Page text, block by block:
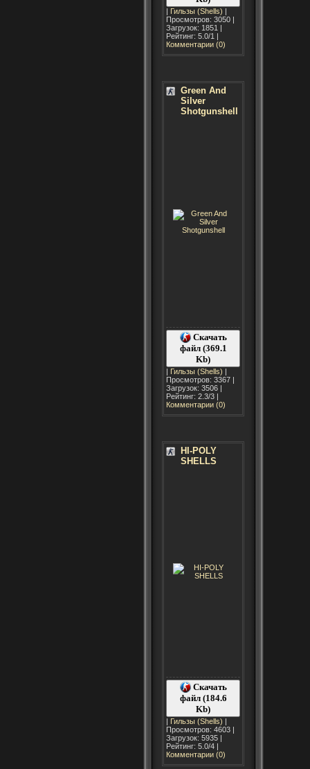
| Гильзы (Shells) |
Просмотров: 3050 |
Загрузок: 1851 |
Рейтинг: 5.0/1 |
Комментарии (0)
Green And
Silver
Shotgunshell
Скачать
файл (369.1
Kb)
| Гильзы (Shells) |
Просмотров: 3367 |
Загрузок: 3506 |
Рейтинг: 2.3/3 |
Комментарии (0)
HI-POLY
SHELLS
Скачать
файл (184.6
Kb)
| Гильзы (Shells) |
Просмотров: 4603 |
Загрузок: 5935 |
Рейтинг: 5.0/4 |
Комментарии (0)